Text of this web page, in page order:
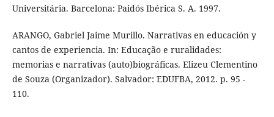
Universitária. Barcelona: Paidós Ibérica S. A. 1997.
ARANGO, Gabriel Jaime Murillo. Narrativas en educación y
cantos de experiencia. In: Educação e ruralidades:
memorias e narrativas (auto)biográficas. Elizeu Clementino
de Souza (Organizador). Salvador: EDUFBA, 2012. p. 95 -
110.